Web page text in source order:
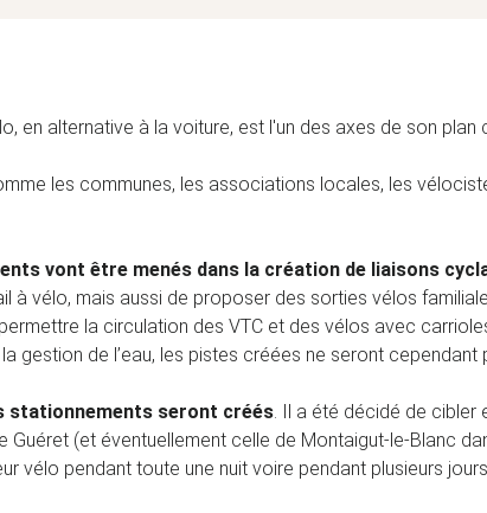
en alternative à la voiture, est l'un des axes de son
les communes, les associations locales, les
vont être menés dans la création de liaisons
à vélo, mais aussi de proposer des sorties vélos
la circulation des VTC et des vélos avec
gestion de l’eau, les pistes créées ne seront cependant
stationnements seront créés. Il a été décidé de cibler
(et éventuellement celle de Montaigut-le-Blanc
vélo pendant toute une nuit voire pendant plusieurs